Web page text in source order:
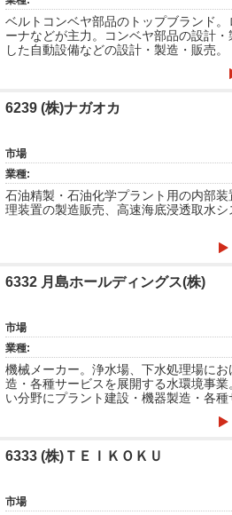
ベルトコンベヤ部品のトップブランド
ーナなどが主力。コンベヤ部品の設計
した自動設備などの設計・製造・販売。
6239 (株)ナガオカ
市場
業種:
石油精製・石油化学プラント用の内部
理装置の製造販売、高速海底浸透取水
6332 月島ホールディングス(株)
市場
業種:
機械メーカー。浄水場、下水処理場に
造・各種サービスを展開する水環境事
い分野にプラント建設・機器製造・各
6333 (株)ＴＥＩＫＯＫＵ
市場